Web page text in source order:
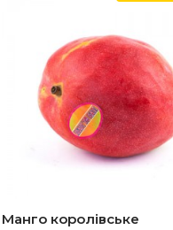
Манго королівське